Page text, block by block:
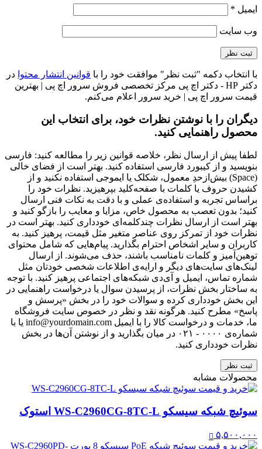
ایمیل *
وب‌ سایت
با انتخاب دکمه "ثبت نظر" موافقت خود را با قوانین انتشار محتوا در
دکتر HP - دکتر اچ پی مرکز تخصصی فروش سرور اچ پی | بهترین
قیمت سرور اچ پی | خرید سرور اعلام می‌کنم.
دیگران را با نوشتن نظرات خود، برای انتخاب این
محصول راهنمایی کنید.
لطفا پیش از ارسال نظر، خلاصه قوانین زیر را مطالعه کنید: فارسی
بنویسید و از کیبورد فارسی استفاده کنید. بهتر است از فضای خالی
(Space) بیش‌از‌حدِ معمول، شکلک یا ایموجی استفاده نکنید و از
کشیدن حروف یا کلمات با صفحه‌کلید بپرهیزید. نظرات خود را
براساس تجربه و استفاده‌ی عملی و با دقت به نکات فنی ارسال
کنید؛ بدون تعصب به محصول خاص، مزایا و معایب را بازگو کنید و
بهتر است از ارسال نظرات چندکلمه‌‌ای خودداری کنید. بهتر است در
نظرات خود از تمرکز روی عناصر متغیر مثل قیمت، پرهیز کنید. به
کاربران و سایر اشخاص احترام بگذارید. پیام‌هایی که شامل محتوای
توهین‌آمیز و کلمات نامناسب باشند، حذف می‌شوند. از ارسال
لینک‌های سایت‌های دیگر و ارایه‌ی اطلاعات شخصی خودتان مثل
شماره تماس، ایمیل و آی‌دی شبکه‌های اجتماعی پرهیز کنید. با توجه
به ساختار بخش نظرات، از پرسیدن سوال یا درخواست راهنمایی در
این بخش خودداری کرده و سوالات خود را در بخش «پرسش و
پاسخ» مطرح کنید. هرگونه نقد و نظر در خصوص سایت فروشگاه
ما، خدمات و درخواست کالا را با ایمیل info@yourdomain.com یا با
شماره‌ی ۰۰۰۰ - ۰۲۱ در میان بگذارید و از نوشتن آن‌ها در بخش
نظرات خودداری کنید.
ثبت نظر
محصولات مشابه
سوئیچ شبکه سیسکو WS-C2960CG-8TC-L استوک
۵,۵۰۰,۰۰۰